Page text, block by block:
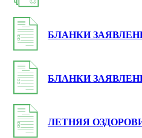
БЛАНКИ
БЛАНКИ
ЛЕТНЯЯ